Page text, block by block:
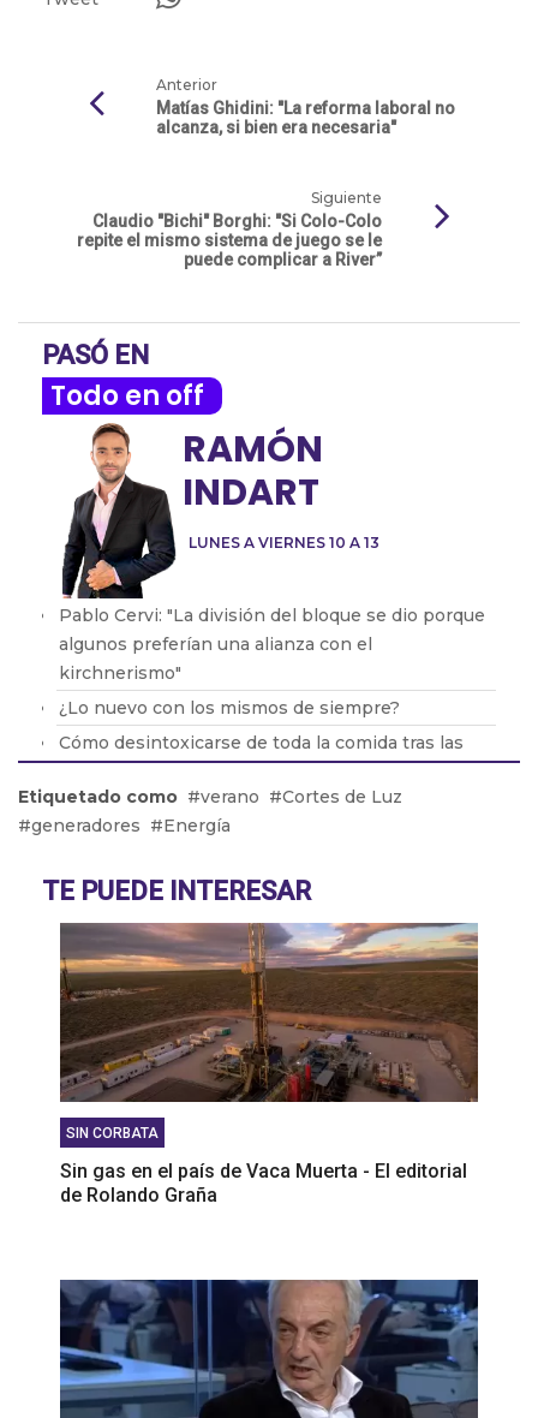
Anterior
Matías Ghidini: "La reforma laboral no
alcanza, si bien era necesaria"
Siguiente
Claudio "Bichi" Borghi: "Si Colo-Colo
repite el mismo sistema de juego se le
puede complicar a River”
PASÓ EN
Todo en off
LUNES A VIERNES 10 A 13
RAMÓN
INDART
Pablo Cervi: "La división del bloque se dio porque
algunos preferían una alianza con el
kirchnerismo"
¿Lo nuevo con los mismos de siempre?
Cómo desintoxicarse de toda la comida tras las
El ministro de Seguridad de PBA no descartó la
vuelta del servicio militar obligatorio
Etiquetado como verano
Cortes de Luz
generadores
Energía
TE PUEDE INTERESAR
SIN CORBATA
Sin gas en el país de Vaca Muerta - El editorial
de Rolando Graña